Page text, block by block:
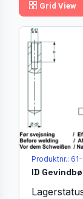
Grid View
Produktnr.: